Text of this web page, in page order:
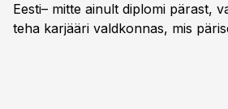
Eesti– mitte ainult diplomi pärast,
teha karjääri valdkonnas, mis